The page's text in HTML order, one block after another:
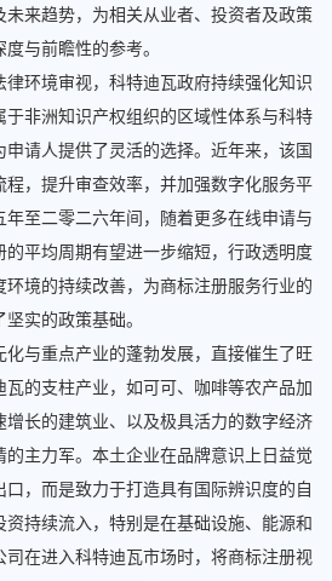
来趋势，为相关从业者、投资者及政策
与前瞻性的参考。
环境审视，科特迪瓦政府持续强化知识
于非洲知识产权组织的区域性体系与科特
请人提供了灵活的选择。近年来，该国
，提升审查效率，并加强数字化服务平
年至二零二六年间，随着更多在线申请与
平均周期有望进一步缩短，行政透明度
境的持续改善，为商标注册服务行业的
实的政策基础。
与重点产业的蓬勃发展，直接催生了旺
的支柱产业，如可可、咖啡等农产品加
增长的建筑业、以及极具活力的数字经济
主力军。本土企业在品牌意识上日益觉
，而是致力于打造具有国际辨识度的自
持续流入，特别是在基础设施、能源和
在进入科特迪瓦市场时，将商标注册视